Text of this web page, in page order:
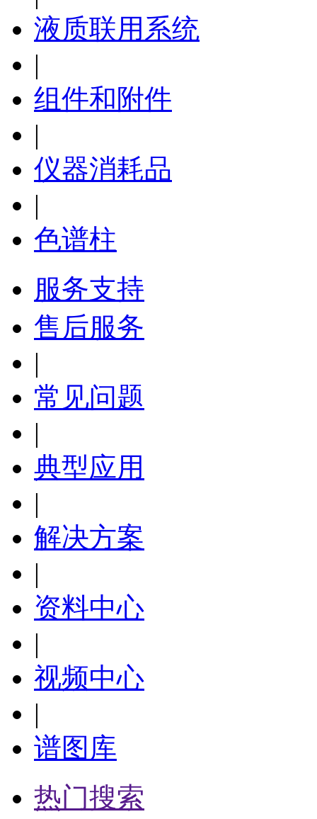
液质联用系统
|
组件和附件
|
仪器消耗品
|
色谱柱
服务支持
售后服务
|
常见问题
|
典型应用
|
解决方案
|
资料中心
|
视频中心
|
谱图库
热门搜索